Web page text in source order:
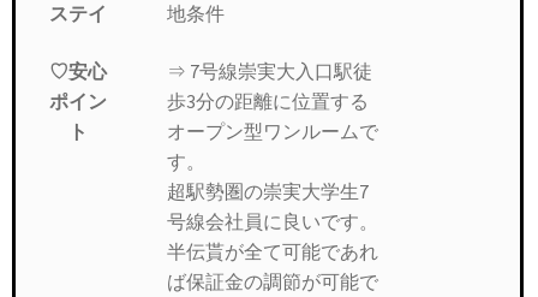
ステイ
♡安心
ポイン
ト
地条件
⇒ 7号線崇実大入口駅徒
歩3分の距離に位置する
オープン型ワンルームで
す。
超駅勢圏の崇実大学生7
号線会社員に良いです。
半伝貰が全て可能であれ
ば保証金の調節が可能で